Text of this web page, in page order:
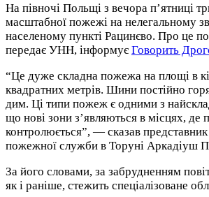
На півночі Польщі з вечора п’ятниці
масштабної пожежі на нелегальному
населеному пункті Рацинєво. Про це
передає УНН, інформує Говорить
“Це дуже складна пожежа на площі в
квадратних метрів. Шини постійно
дим. Ці типи пожеж є одними з
що нові зони з’являються в місцях, де
контролюється”, — сказав
пожежної служби в Торуні Аркадіуш
За його словами, за забрудненням
як і раніше, стежить спеціалізоване